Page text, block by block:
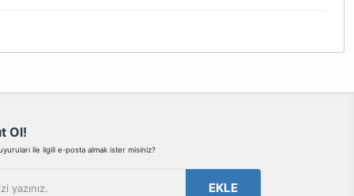
Ol!
ile ilgili e-posta almak ister misiniz?
EKLE